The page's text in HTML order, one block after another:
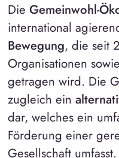
Die Gemeinwohl-
international
Bewegung, die seit
Organisationen
getragen wird. Die
zugleich ein
dar, welches ein
Förderung einer
Gesellschaft